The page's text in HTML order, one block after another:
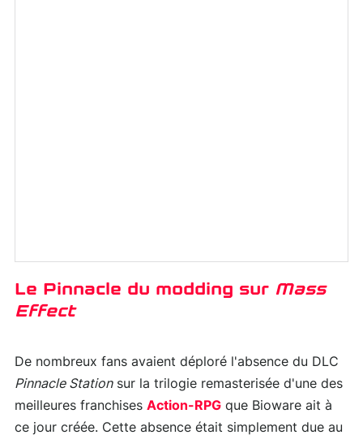
Le Pinnacle du modding sur Mass
Effect
De nombreux fans avaient déploré l'absence du DLC
Pinnacle Stationsur la trilogie remasterisée d'une des
meilleures franchises Action-RPG que Bioware ait à
ce jour créée. Cette absence était simplement due au